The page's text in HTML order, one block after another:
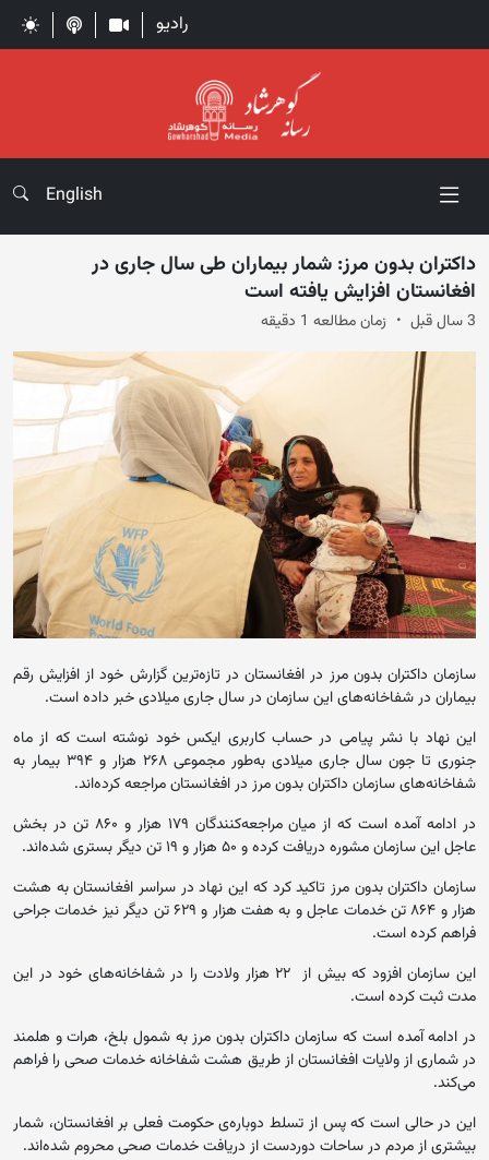
رادیو
English
داکتران بدون مرز: شمار بیماران طی سال جاری در
افغانستان افزایش یافته است
3 سال قبل زمان مطالعه 1 دقیقه
سازمان داکتران بدون مرز در افغانستان در تازه‌ترین گزارش خود از افزایش رقم
بیماران در شفاخانه‌های این سازمان در سال جاری میلادی خبر داده است.
این نهاد با نشر پیامی در حساب کاربری ایکس خود نوشته است که از ماه‌
جنوری تا جون سال جاری میلادی به‌طور مجموعی ۲۶۸ هزار و ۳۹۴ بیمار به
شفاخانه‌های سازمان داکتران بدون مرز در افغانستان مراجعه کرده‌اند.
در ادامه آمده است که از میان مراجعه‌کنندگان ۱۷۹ هزار و ۸۶۰ تن در بخش
عاجل این سازمان مشوره دریافت کرده و ۵۰ هزار و ۱۹ تن دیگر بستری شده‌اند.
سازمان داکتران بدون مرز تاکید کرد که این نهاد در سراسر افغانستان به هشت‌
هزار و ۸۶۴ تن خدمات عاجل و به هفت‌ هزار و ۶۲۹ تن دیگر نیز خدمات جراحی
فراهم کرده است.
این سازمان افزود که بیش از ۲۲ هزار ولادت را در شفاخانه‌های خود در این
مدت ثبت کرده است.
در ادامه آمده است که سازمان داکتران بدون مرز به شمول بلخ، هرات و هلمند
در شماری از ولایات افغانستان از طریق هشت شفاخانه خدمات صحی را فراهم
می‌کند.
این در حالی است که پس از تسلط دوباره‌ی حکومت فعلی بر افغانستان، شمار
بیشتری از مردم در ساحات دوردست از دریافت خدمات صحی محروم شده‌اند.